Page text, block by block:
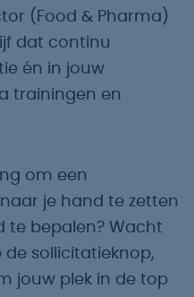
(Food & Pharma)
dat continu
én in jouw
trainingen en
om een
je hand te zetten
te bepalen? Wacht
de sollicitatieknop,
jouw plek in de top